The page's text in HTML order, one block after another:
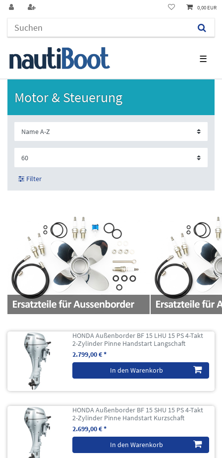
☰
0,00 EUR
Motor & Steuerung
Filter
HONDA Außenborder BF 15 LHU 15 PS 4-Takt
2-Zylinder Pinne Handstart Langschaft
2.799,00 € *
In den Warenkorb
HONDA Außenborder BF 15 SHU 15 PS 4-Takt
2-Zylinder Pinne Handstart Kurzschaft
2.699,00 € *
In den Warenkorb